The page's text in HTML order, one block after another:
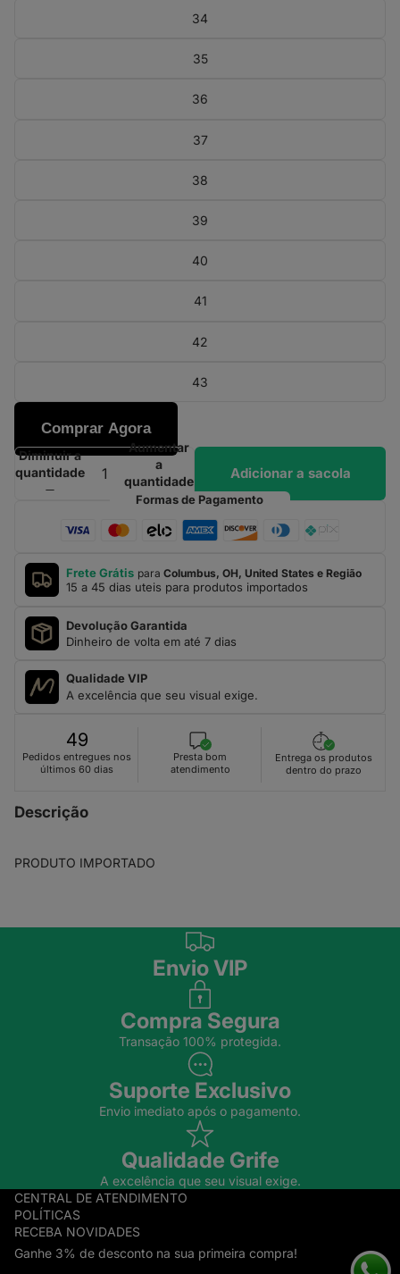
34
35
36
37
38
39
40
41
42
43
Comprar Agora
Diminuir a
quantidade
Aumentar
a
quantidade
Adicionar a sacola
Formas de Pagamento
Frete Grátis para Columbus, OH, United States e Região
15 a 45 dias uteis para produtos importados
Devolução Garantida
Dinheiro de volta em até 7 dias
Qualidade VIP
A excelência que seu visual exige.
49
Pedidos entregues nos
últimos 60 dias
Presta bom
atendimento
Entrega os produtos
dentro do prazo
Descrição
PRODUTO IMPORTADO
Envio VIP
Compra Segura
Transação 100% protegida.
Suporte Exclusivo
Envio imediato após o pagamento.
Qualidade Grife
A excelência que seu visual exige.
CENTRAL DE ATENDIMENTO
POLÍTICAS
RECEBA NOVIDADES
Ganhe 3% de desconto na sua primeira compra!